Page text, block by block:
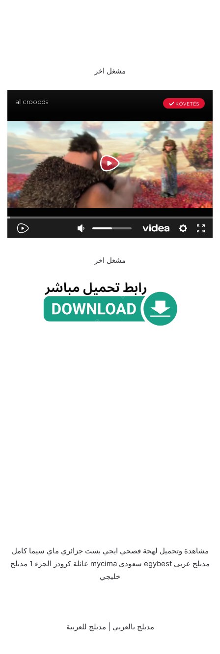
مشغل اخر
مشغل اخر
مشاهدة وتحميل لهجة فصحي ايجي بست جزائري ماي سيما كامل
مدبلج عربي egybest سعودي mycima عائلة كرودز الجزء 1 مدبلج
خليجي
مدبلج بالعربي | مدبلج للعربية